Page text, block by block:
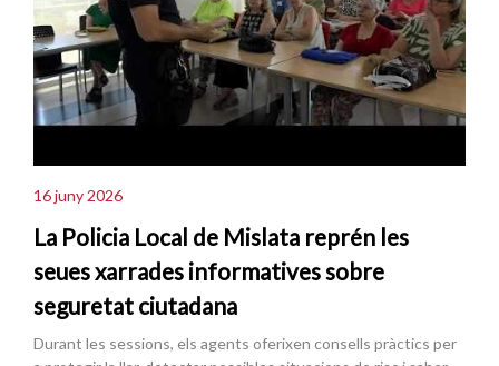
16 juny 2026
La Policia Local de Mislata reprén les
seues xarrades informatives sobre
seguretat ciutadana
Durant les sessions, els agents oferixen consells pràctics per